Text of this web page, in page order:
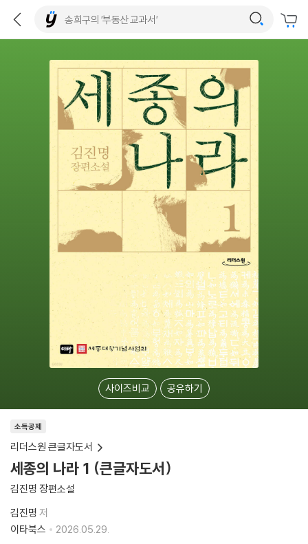
사이즈비교 공유하기
소득공제
리더스원 큰글자도서
세종의 나라 1 (큰글자도서)
김진명 장편소설
김진명 저
이타북스
2026.05.29.